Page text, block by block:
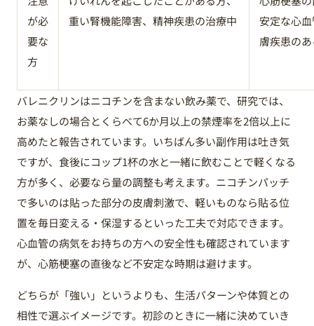
が必
要な
方
重い腎機能障害、精神疾患の治療中
安定な心
膚疾患の
バレニクリンはニコチンを含まない飲み薬で、研究では、
お薬なしの場合とくらべて6か月以上の禁煙率を2倍以上に
高めたと報告されています。いちばん多い副作用は吐き気
ですが、食後にコップ1杯の水と一緒に飲むことで軽くなる
方が多く、必要なら量の調整も考えます。ニコチンパッチ
で多いのは貼った部分の皮膚刺激で、軽いものなら貼る位
置を毎日変える・保湿するといった工夫で対応できます。
心血管の病気をお持ちの方への安全性も確認されています
が、心筋梗塞の直後など不安定な時期は避けます。
どちらが「強い」というよりも、生活パターンや体質との
相性で選ぶイメージです。初診のときに一緒に決めていき